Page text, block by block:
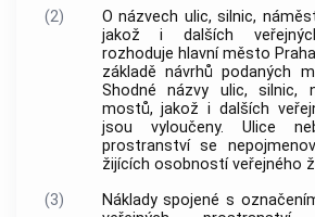
(2)
O názvech ulic, silnic,
jakož i dalších
rozhoduje hlavní město Praha
základě návrhů podaných
Shodné názvy ulic, silnic,
mostů, jakož i dalších
jsou vyloučeny. Ulice
prostranstvíse
žijících osobností veřejného
(3)
Náklady spojené s